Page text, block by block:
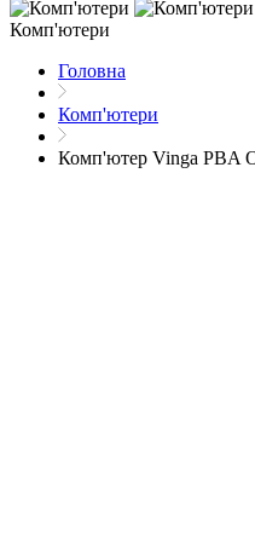
Комп'ютери
Головна
Комп'ютери
Комп'ютер Vinga PBA